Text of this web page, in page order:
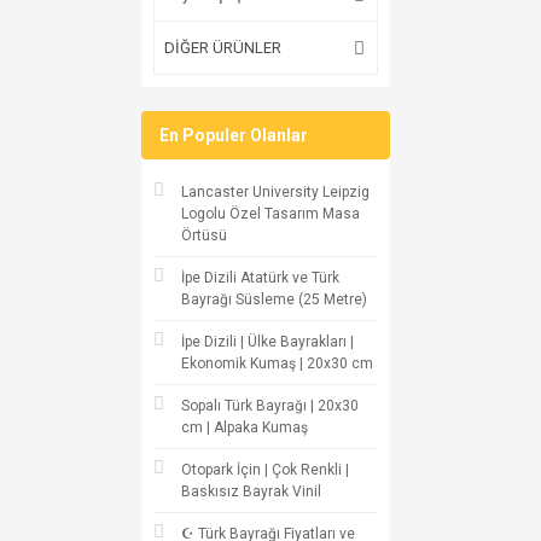
DİĞER ÜRÜNLER
En Populer Olanlar
Lancaster University Leipzig
Logolu Özel Tasarım Masa
Örtüsü
İpe Dizili Atatürk ve Türk
Bayrağı Süsleme (25 Metre)
İpe Dizili | Ülke Bayrakları |
Ekonomik Kumaş | 20x30 cm
Sopalı Türk Bayrağı | 20x30
cm | Alpaka Kumaş
Otopark İçin | Çok Renkli |
Baskısız Bayrak Vinil
☪ Türk Bayrağı Fiyatları ve